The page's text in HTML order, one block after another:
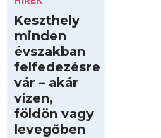
Keszthely
minden
évszakban
felfedezésre
vár – akár
vízen,
földön vagy
levegőben